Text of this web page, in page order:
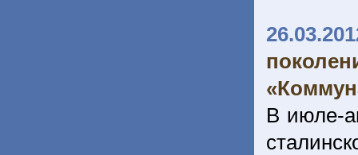
В июле-